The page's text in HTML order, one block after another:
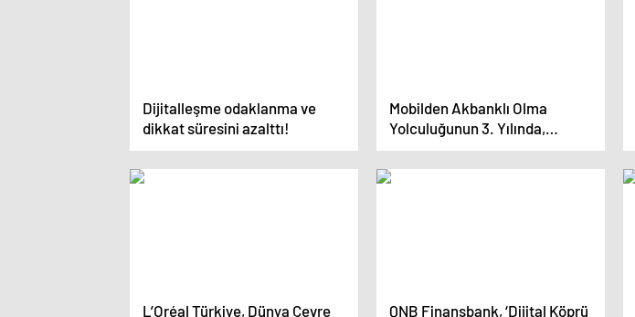
Dijitalleşme odaklanma ve
dikkat süresini azalttı!
Mobilden Akbanklı Olma
Yolculuğunun 3. Yılında,
Milyonlar Akbank’ı Tercih Etti
L’Oréal Türkiye, Dünya Çevre
QNB Finansbank, ‘Dijital Köprü